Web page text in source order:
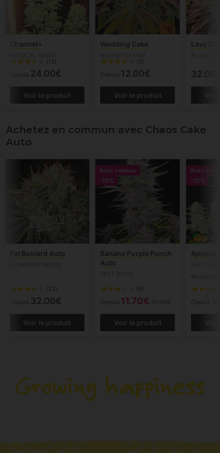
Channel+
(15)
Depuis 24.00€
Voir le produit
Wedding Cake
(5)
Depuis 12.00€
Voir le produit
Lava
Achetez en commun avec Chaos Cake
Auto
Fat Bastard Auto
(23)
Depuis 32.00€
Voir le produit
Avec cadeau
-10%
Banana Purple Punch
Auto
(9)
Depuis 11.70€
Voir le produit
Avec
-10%
Apricot
En
Depuis